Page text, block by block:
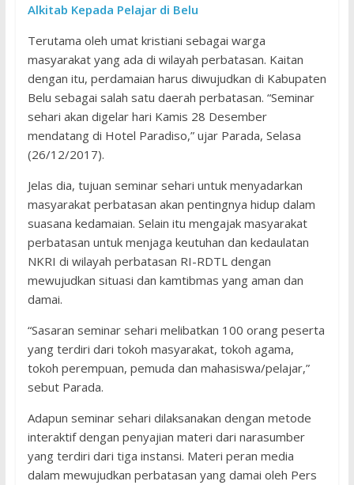
Alkitab Kepada Pelajar di Belu
Terutama oleh umat kristiani sebagai warga
masyarakat yang ada di wilayah perbatasan. Kaitan
dengan itu, perdamaian harus diwujudkan di Kabupaten
Belu sebagai salah satu daerah perbatasan. “Seminar
sehari akan digelar hari Kamis 28 Desember
mendatang di Hotel Paradiso,” ujar Parada, Selasa
(26/12/2017).
Jelas dia, tujuan seminar sehari untuk menyadarkan
masyarakat perbatasan akan pentingnya hidup dalam
suasana kedamaian. Selain itu mengajak masyarakat
perbatasan untuk menjaga keutuhan dan kedaulatan
NKRI di wilayah perbatasan RI-RDTL dengan
mewujudkan situasi dan kamtibmas yang aman dan
damai.
“Sasaran seminar sehari melibatkan 100 orang peserta
yang terdiri dari tokoh masyarakat, tokoh agama,
tokoh perempuan, pemuda dan mahasiswa/pelajar,”
sebut Parada.
Adapun seminar sehari dilaksanakan dengan metode
interaktif dengan penyajian materi dari narasumber
yang terdiri dari tiga instansi. Materi peran media
dalam mewujudkan perbatasan yang damai oleh Pers